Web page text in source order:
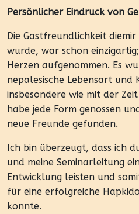
Persönlicher Eindruck von
Die Gastfreundlichkeit
wurde, war schon
Herzen aufgenommen. Es
nepalesische Lebensart
insbesondere wie mit der
habe jede Form genossen
neue Freunde gefunden.
Ich bin überzeugt, dass ich
und meine Seminarleitung
Entwicklung leisten und
für eine erfolgreiche
konnte.